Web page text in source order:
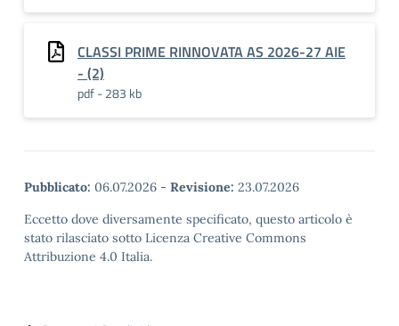
CLASSI PRIME RINNOVATA AS 2026-27 AIE
- (2)
pdf - 283 kb
Pubblicato: 06.07.2026 - Revisione: 23.07.2026
Eccetto dove diversamente specificato, questo articolo è
stato rilasciato sotto Licenza Creative Commons
Attribuzione 4.0 Italia.